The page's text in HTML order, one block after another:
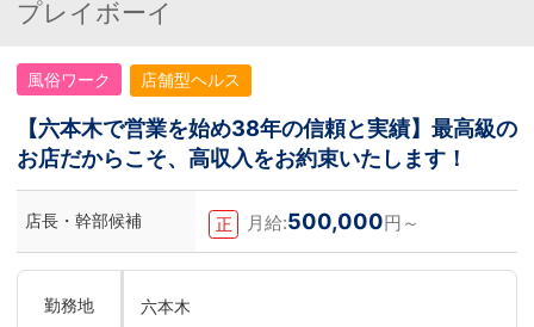
プレイボーイ
風俗ワーク 店舗型ヘルス
【六本木で営業を始め38年の信頼と実績】最高級の
お店だからこそ、高収入をお約束いたします！
店長・幹部候補 正 月給:500,000円～
勤務地 六本木